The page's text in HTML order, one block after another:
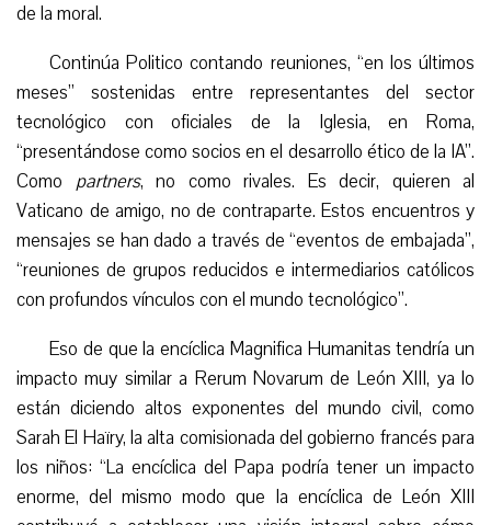
de la moral.
Continúa Politico contando reuniones, “en los últimos
meses” sostenidas entre representantes del sector
tecnológico con oficiales de la Iglesia, en Roma,
“presentándose como socios en el desarrollo ético de la IA”.
Como partners, no como rivales. Es decir, quieren al
Vaticano de amigo, no de contraparte. Estos encuentros y
mensajes se han dado a través de “eventos de embajada”,
“reuniones de grupos reducidos e intermediarios católicos
con profundos vínculos con el mundo tecnológico”.
Eso de que la encíclica Magnifica Humanitas tendría un
impacto muy similar a Rerum Novarum de León XIII, ya lo
están diciendo altos exponentes del mundo civil, como
Sarah El Haïry, la alta comisionada del gobierno francés para
los niños: “La encíclica del Papa podría tener un impacto
enorme, del mismo modo que la encíclica de León XIII